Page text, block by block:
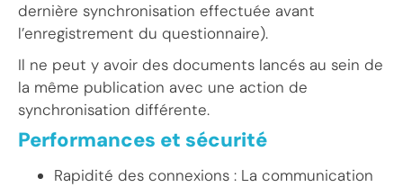
dernière synchronisation effectuée avant
l’enregistrement du questionnaire).
Il ne peut y avoir des documents lancés au sein de
la même publication avec une action de
synchronisation différente.
Performances et sécurité
Rapidité des connexions : La communication